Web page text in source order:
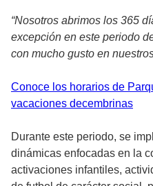
“Nosotros abrimos los 365
excepción en este periodo
con mucho gusto en
Conoce los horarios de
vacaciones decembrinas
Durante este periodo, se
dinámicas enfocadas en la
activaciones infantiles,